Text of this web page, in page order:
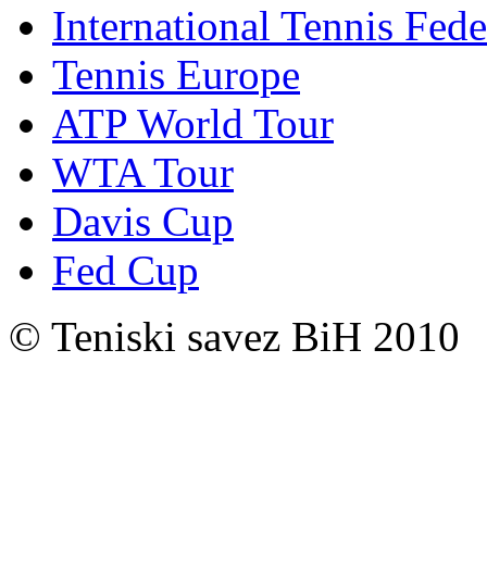
International Tennis
Tennis Europe
ATP World Tour
WTA Tour
Davis Cup
Fed Cup
© Teniski savez BiH 2010